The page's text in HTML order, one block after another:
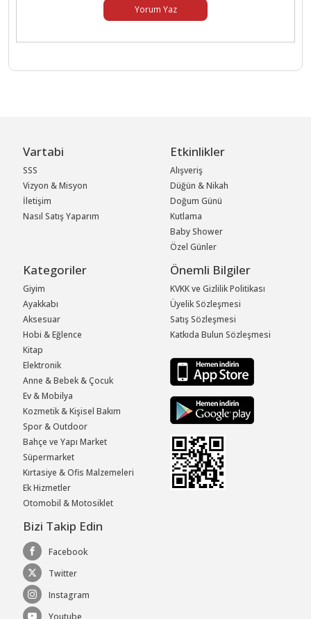
Yorum Yaz
Vartabi
SSS
Vizyon & Misyon
İletişim
Nasıl Satış Yaparım
Etkinlikler
Alışveriş
Düğün & Nikah
Doğum Günü
Kutlama
Baby Shower
Özel Günler
Kategoriler
Giyim
Ayakkabı
Aksesuar
Hobi & Eğlence
Kitap
Elektronik
Anne & Bebek & Çocuk
Ev & Mobilya
Kozmetik & Kişisel Bakım
Spor & Outdoor
Bahçe ve Yapı Market
Süpermarket
Kırtasiye & Ofis Malzemeleri
Ek Hizmetler
Otomobil & Motosiklet
Önemli Bilgiler
KVKK ve Gizlilik Politikası
Üyelik Sözleşmesi
Satış Sözleşmesi
Katkıda Bulun Sözleşmesi
Bizi Takip Edin
Facebook
Twitter
Instagram
Youtube